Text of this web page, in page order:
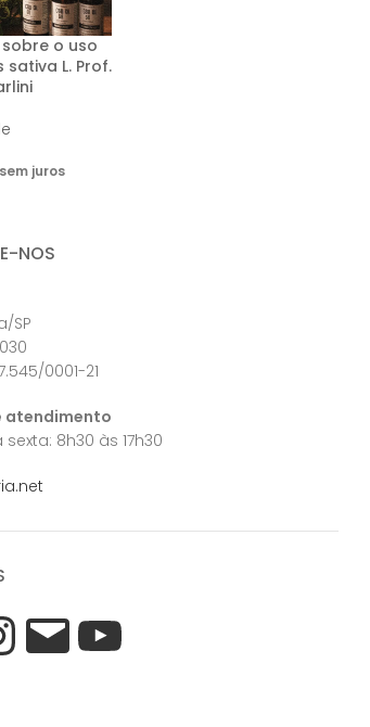
sobre o uso
sativa L. Prof.
sem juros
NOS
SP
0001-21
atendimento
8h30 às 17h30